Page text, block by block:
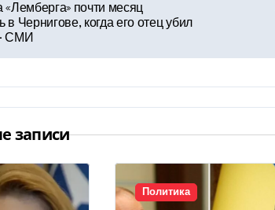
«Лемберга» почти месяц
в Чернигове, когда его отец убил
СМИ
записи
Политика